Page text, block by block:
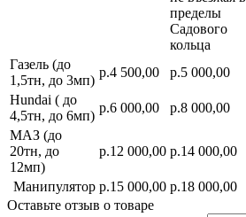
пределы
Садового
кольца
Газель (до
1,5тн, до 3мп)
р.4 500,00 р.5 000,00
Hundai ( до
4,5тн, до 6мп)
р.6 000,00 р.8 000,00
МАЗ (до
20тн, до
12мп)
р.12 000,00 р.14 000,00
Манипулятор р.15 000,00 р.18 000,00
Оставьте отзыв о товаре